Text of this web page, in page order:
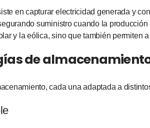
en capturar electricidad generada y
suministro cuando la
y la eólica, sino que también
de
cada una adaptada a